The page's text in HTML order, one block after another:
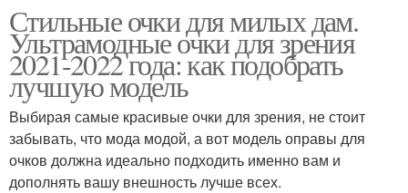
Силиконовые оправы
Стильные очки для милых дам.
Ультрамодные очки для зрения
2021-2022 года: как подобрать
лучшую модель
Выбирая самые красивые очки для зрения, не стоит
забывать, что мода модой, а вот модель оправы для
очков должна идеально подходить именно вам и
дополнять вашу внешность лучше всех.